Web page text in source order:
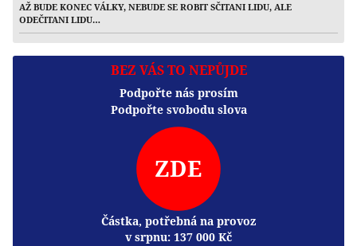
AŽ BUDE KONEC VÁLKY, NEBUDE SE ROBIT SČITANI LIDU, ALE
ODEČITANI LIDU…
BEZ VÁS TO NEPŮJDE
Podpořte nás prosím
Podpořte svobodu slova
ZDE
Částka, potřebná na provoz
v srpnu: 137 000 Kč